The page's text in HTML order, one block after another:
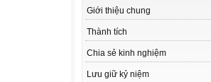
Giới thiệu chung
Thành tích
Chia sẻ kinh nghiệm
Lưu giữ kỷ niệm